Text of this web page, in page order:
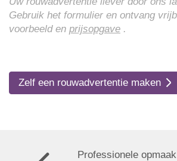
Gebruik het formulier en ontvang
voorbeeld en prijsopgave .
Zelf een rouwadvertentie maken
Professionele